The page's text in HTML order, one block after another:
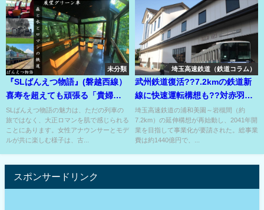
未分類
『SLばんえつ物語』(磐越西線）
喜寿を超えても頑張る「貴婦
人 C57」
SLばんえつ物語の魅力は、ただの列車の
旅ではなく、大正ロマンを肌で感じられる
ことにあります。女性アナウンサーとモデ
ルが共に楽しむ様子は、古...
埼玉高速鉄道（鉄道コラム）
武州鉄道復活??7.2kmの鉄道新
線に快速運転構想も??対赤羽で
勝機アリ??
埼玉高速鉄道の浦和美園～岩槻間（約
7.2km）の延伸構想が再始動し、2041年開
業を目指して事業化が要請された。総事業
費は約1440億円で、...
スポンサードリンク